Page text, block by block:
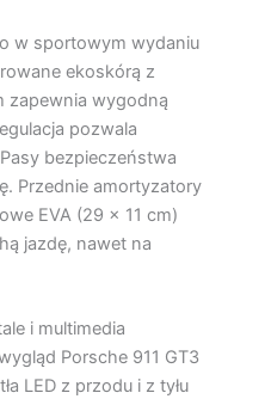
w sportowym wydaniu
ekoskórą z
zapewnia wygodną
pozwala
bezpieczeństwa
Przednie amortyzatory
EVA (29 × 11 cm)
jazdę, nawet na
i multimedia
Porsche 911 GT3
LED z przodu i z tyłu